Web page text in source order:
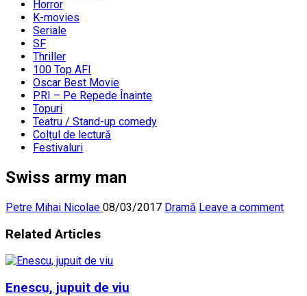
Horror
K-movies
Seriale
SF
Thriller
100 Top AFI
Oscar Best Movie
PRI – Pe Repede Înainte
Topuri
Teatru / Stand-up comedy
Colțul de lectură
Festivaluri
Swiss army man
Petre Mihai Nicolae 08/03/2017 Dramă Leave a comment
Related Articles
Enescu, jupuit de viu